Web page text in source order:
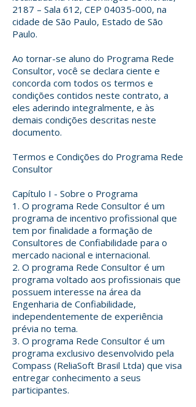
2187 – Sala 612, CEP 04035-000, na
cidade de São Paulo, Estado de São
Paulo.
Ao tornar-se aluno do Programa Rede
Consultor, você se declara ciente e
concorda com todos os termos e
condições contidos neste contrato, a
eles aderindo integralmente, e às
demais condições descritas neste
documento.
Termos e Condições do Programa Rede
Consultor
Capítulo I - Sobre o Programa
1. O programa Rede Consultor é um
programa de incentivo profissional que
tem por finalidade a formação de
Consultores de Confiabilidade para o
mercado nacional e internacional.
2. O programa Rede Consultor é um
programa voltado aos profissionais que
possuem interesse na área da
Engenharia de Confiabilidade,
independentemente de experiência
prévia no tema.
3. O programa Rede Consultor é um
programa exclusivo desenvolvido pela
Compass (ReliaSoft Brasil Ltda) que visa
entregar conhecimento a seus
participantes.